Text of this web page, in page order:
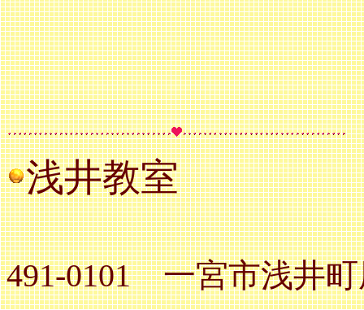
浅井教室
491-0101 一宮市浅井